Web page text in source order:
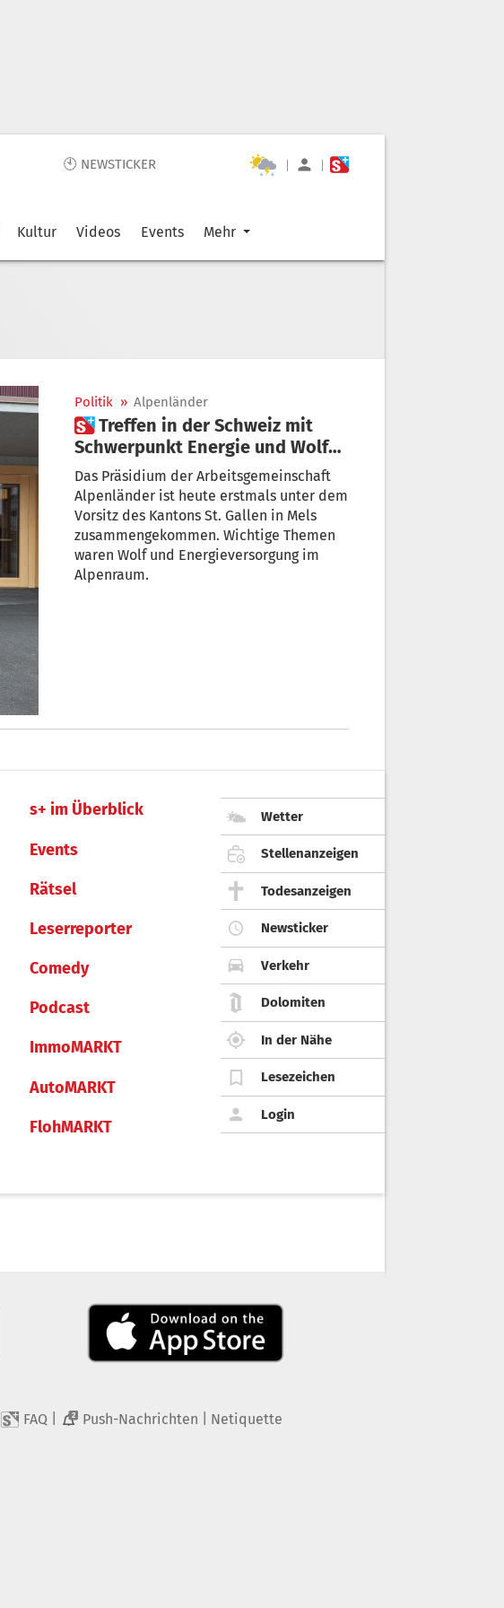
🕙 NEWSTICKER | |
Kultur Videos Events Mehr
Politik » Alpenländer
 Treffen in der Schweiz mit
Schwerpunkt Energie und Wolf
im Alpenraum
Das Präsidium der Arbeitsgemeinschaft
Alpenländer ist heute erstmals unter dem
Vorsitz des Kantons St. Gallen in Mels
zusammengekommen. Wichtige Themen
waren Wolf und Energieversorgung im
Alpenraum.
s+ im Überblick
Events
Rätsel
Leserreporter
Comedy
Podcast
ImmoMARKT
AutoMARKT
FlohMARKT
Wetter
Stellenanzeigen
Todesanzeigen
Newsticker
Verkehr
Dolomiten
In der Nähe
Lesezeichen
Login
FAQ 2 Push-Nachrichten Netiquette